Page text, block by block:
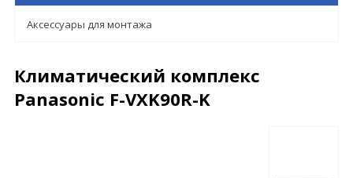
Аксессуары для монтажа
Климатический комплекс
Panasonic F-VXK90R-K